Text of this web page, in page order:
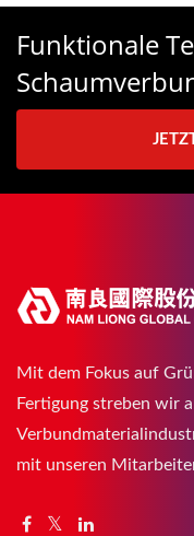
Funktionale
Mit dem Fokus auf
Fertigung streben wir
mit unseren